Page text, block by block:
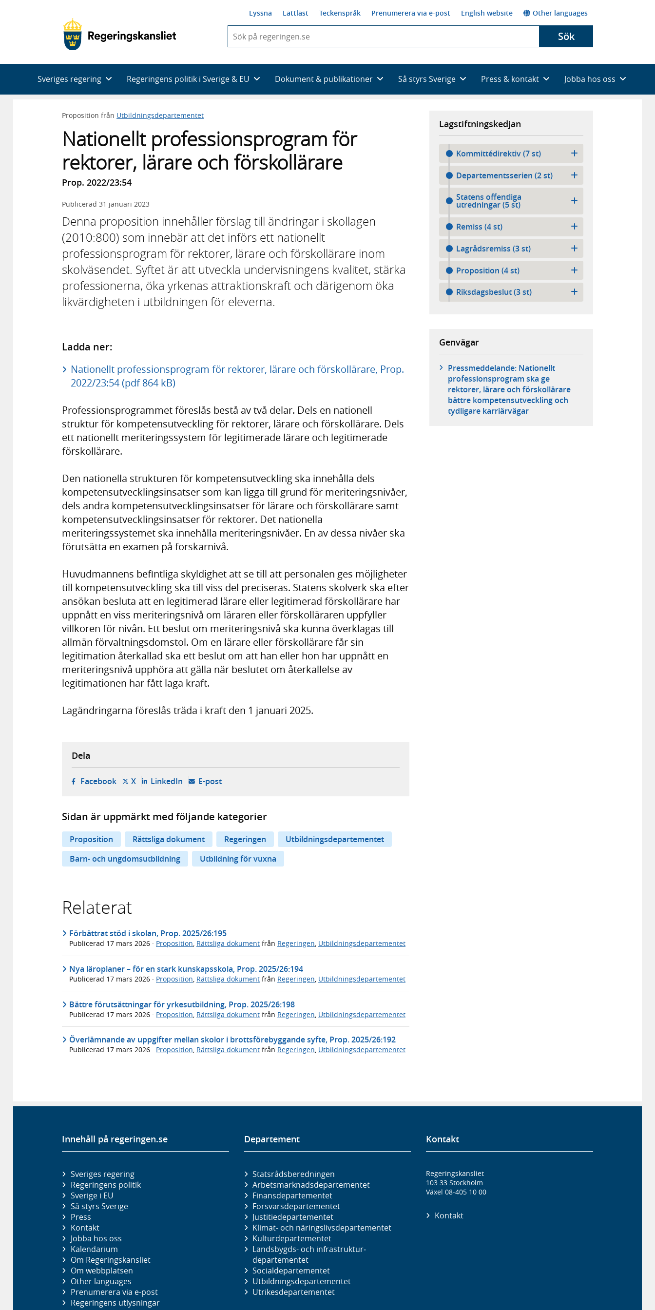
Lyssna Lättläst Teckenspråk Prenumerera via e-post English website Other languages
du
skriva
framträder
en
Sök
Sveriges regering Regeringens politik i Sverige & EU Dokument & publikationer Så styrs Sverige Press & kontakt Jobba hos oss
Proposition från Utbildningsdepartementet
Nationellt professionsprogram för
rektorer, lärare och förskollärare
Prop. 2022/23:54
Publicerad 31 januari 2023
Denna proposition innehåller förslag till ändringar i skollagen
(2010:800) som innebär att det införs ett nationellt
professionsprogram för rektorer, lärare och förskollärare inom
skolväsendet. Syftet är att utveckla undervisningens kvalitet, stärka
professionerna, öka yrkenas attraktionskraft och därigenom öka
likvärdigheten i utbildningen för eleverna.
Ladda ner:
Nationellt professionsprogram för rektorer, lärare och förskollärare, Prop.
2022/23:54 (pdf 864 kB)
Professionsprogrammet föreslås bestå av två delar. Dels en nationell
struktur för kompetensutveckling för rektorer, lärare och förskollärare. Dels
ett nationellt meriteringssystem för legitimerade lärare och legitimerade
förskollärare.
Den nationella strukturen för kompetensutveckling ska innehålla dels
kompetensutvecklingsinsatser som kan ligga till grund för meriteringsnivåer,
dels andra kompetensutvecklingsinsatser för lärare och förskollärare samt
kompetensutvecklingsinsatser för rektorer. Det nationella
meriteringssystemet ska innehålla meriteringsnivåer. En av dessa nivåer ska
förutsätta en examen på forskarnivå.
Huvudmannens befintliga skyldighet att se till att personalen ges möjligheter
till kompetensutveckling ska till viss del preciseras. Statens skolverk ska efter
ansökan besluta att en legitimerad lärare eller legitimerad förskollärare har
uppnått en viss meriteringsnivå om läraren eller förskolläraren uppfyller
villkoren för nivån. Ett beslut om meriteringsnivå ska kunna överklagas till
allmän förvaltningsdomstol. Om en lärare eller förskollärare får sin
legitimation återkallad ska ett beslut om att han eller hon har uppnått en
meriteringsnivå upphöra att gälla när beslutet om återkallelse av
legitimationen har fått laga kraft.
Lagändringarna föreslås träda i kraft den 1 januari 2025.
Lagstiftningskedjan
Kommittédirektiv (7 st)
Departementsserien (2 st)
Statens offentliga
utredningar (5 st)
Remiss (4 st)
Lagrådsremiss (3 st)
Proposition (4 st)
Riksdagsbeslut (3 st)
Genvägar
Pressmeddelande: Nationellt
professionsprogram ska ge
rektorer, lärare och förskollärare
bättre kompetensutveckling och
tydligare karriärvägar
Dela
Facebook- öppnas i ny flik, extern webbplats,
X- öppnas i ny flik, extern webbplats,
LinkedIn- öppnas i ny flik, extern webbplats,
E-post- öppnar din e-postklient,
Sidan är uppmärkt med följande kategorier
Proposition Rättsliga dokument Regeringen
Utbildningsdepartementet
Barn- och ungdomsutbildning
Utbildning för vuxna
Relaterat
Förbättrat stöd i skolan, Prop. 2025/26:195
Publicerad 17 mars 2026 · Proposition, Rättsliga dokument från Regeringen, Utbildningsdepartementet
Nya läroplaner – för en stark kunskapsskola, Prop. 2025/26:194
Publicerad 17 mars 2026 · Proposition, Rättsliga dokument från Regeringen, Utbildningsdepartementet
Bättre förutsättningar för yrkesutbildning, Prop. 2025/26:198
Publicerad 17 mars 2026 · Proposition Rättsliga dokument från Regeringen Utbildningsdepartementet
Överlämnande av uppgifter mellan skolor i brottsförebyggande syfte, Prop. 2025/26:192
Publicerad 17 mars 2026 · Proposition, Rättsliga dokument från Regeringen, Utbildningsdepartementet
Innehåll på regeringen.se
Sveriges regering
Regeringens politik
Sverige i EU
Så styrs Sverige
Press
Kontakt
Jobba hos oss
Kalendarium
Om Regeringskansliet
Om webbplatsen
Other languages
Prenumerera via e-post
Regeringens utlysningar
Departement
Statsrådsberedningen
Arbetsmarknads­departementet
Finans­departementet
Försvars­departementet
Justitie­departementet
Klimat- och näringslivs­departementet
Kultur­departementet
Landsbygds- och infrastruktur­
departementet
Social­departementet
Utbildnings­departementet
Utrikes­departementet
Kontakt
Regeringskansliet
103 33 Stockholm
Växel 08-405 10 00
Kontakt